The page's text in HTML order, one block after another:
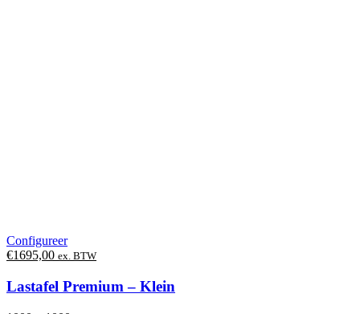
Configureer
€1695,00 ex. BTW
Lastafel Premium – Klein